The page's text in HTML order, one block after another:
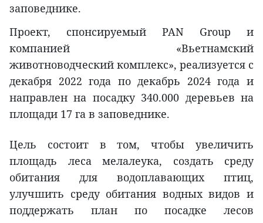
заповеднике.
Проект, спонсируемый PAN Group и
компанией «Вьетнамский
животноводческий комплекс», реализуется с
декабря 2022 года по декабрь 2024 года и
направлен на посадку 340.000 деревьев на
площади 17 га в заповеднике.
Цель состоит в том, чтобы увеличить
площадь леса мелалеука, создать среду
обитания для водоплавающих птиц,
улучшить среду обитания водных видов и
поддержать план по посадке лесов